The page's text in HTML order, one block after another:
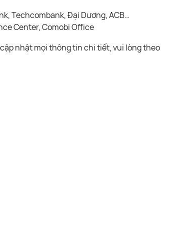
Techcombank, Đại Dương, ACB…
Center, Comobi Office
nhật mọi thông tin chi tiết, vui lòng theo